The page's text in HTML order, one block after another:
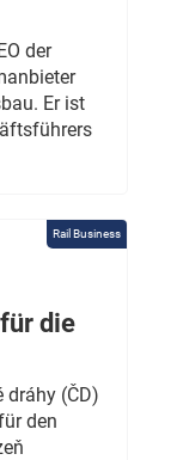
der
Er ist
Rail Business
die
dráhy (ČD)
den